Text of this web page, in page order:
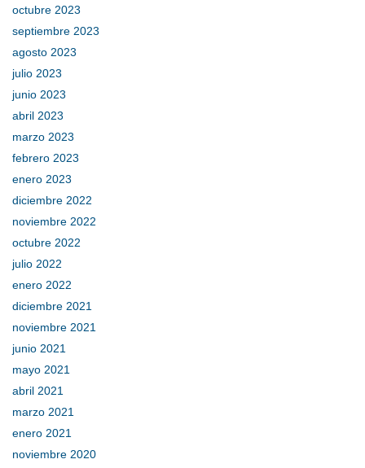
octubre 2023
septiembre 2023
agosto 2023
julio 2023
junio 2023
abril 2023
marzo 2023
febrero 2023
enero 2023
diciembre 2022
noviembre 2022
octubre 2022
julio 2022
enero 2022
diciembre 2021
noviembre 2021
junio 2021
mayo 2021
abril 2021
marzo 2021
enero 2021
noviembre 2020